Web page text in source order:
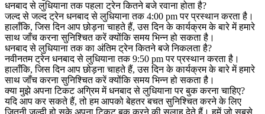
धनबाद से लुधियाना तक पहला ट्रेन कितने बजे रवाना होता है?
जल्द से जल्द ट्रेन धनबाद से लुधियाना तक 4:00 pm पर प्रस्थान करता है।
हालाँकि, जिस दिन आप छोड़ना चाहते हैं, उस दिन के कार्यक्रम के बारे में हमारे
साथ जाँच करना सुनिश्चित करें क्योंकि समय भिन्न हो सकता है।
धनबाद से लुधियाना तक का अंतिम ट्रेन कितने बजे निकलता है?
नवीनतम ट्रेन धनबाद से लुधियाना तक 9:50 pm पर प्रस्थान करता है।
हालाँकि, जिस दिन आप छोड़ना चाहते हैं, उस दिन के कार्यक्रम के बारे में हमारे
साथ जाँच करना सुनिश्चित करें क्योंकि समय भिन्न हो सकता है।
क्या मुझे अपना टिकट अग्रिम में धनबाद से लुधियाना पर बुक करना चाहिए?
यदि आप कर सकते हैं, तो हम आपको बेहतर बचत सुनिश्चित करने के लिए